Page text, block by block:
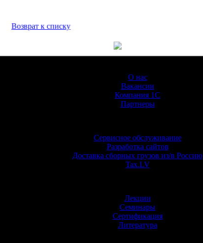
Возврат к списку
О нас
Вакансии
Компания 1С
Партнеры
Сервисное обслуживание
Разработка сайтов
Доставка сборных грузов из/в Россию
Tax.LV
Лекции
Семинары
Сертификация
Литература